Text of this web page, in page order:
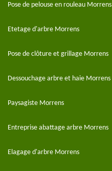
Pose de pelouse en rouleau Morrens
Etetage d'arbre Morrens
Pose de clôture et grillage Morrens
Dessouchage arbre et haie Morrens
Paysagiste Morrens
Entreprise abattage arbre Morrens
Elagage d'arbre Morrens